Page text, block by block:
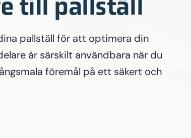
till pallställ
pallställ för att optimera din
är särskilt användbara när du
föremål på ett säkert och